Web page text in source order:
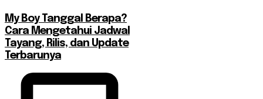
My Boy Tanggal Berapa?
Cara Mengetahui Jadwal
Tayang, Rilis, dan Update
Terbarunya